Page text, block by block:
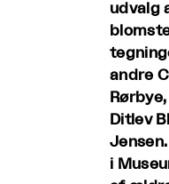
udvalg
andre
Ditlev
i